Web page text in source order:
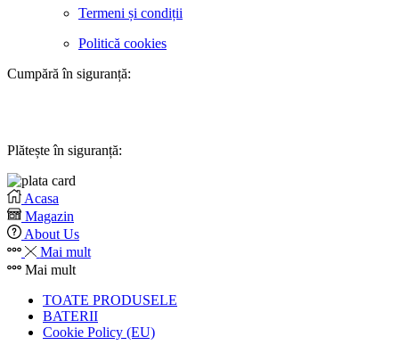
Termeni și condiții
Politică cookies
Cumpără în siguranță:
Plătește în siguranță:
Acasa
Magazin
About Us
Mai mult
Mai mult
TOATE PRODUSELE
BATERII
Cookie Policy (EU)